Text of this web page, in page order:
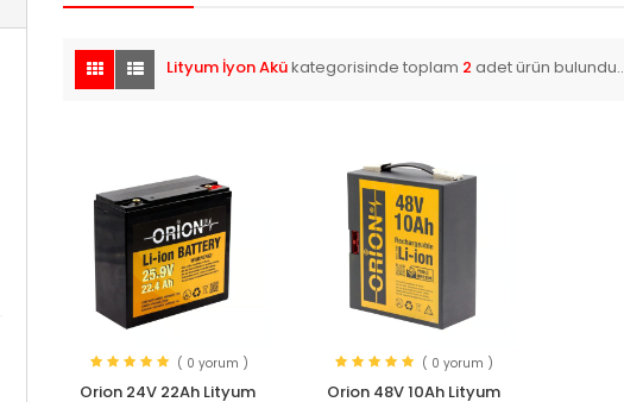
Lityum İyon Akükategorisinde toplam 2adet ürün bulundu..
( 0 yorum )
Orion 24V 22Ah Lityum
( 0 yorum )
Orion 48V 10Ah Lityum